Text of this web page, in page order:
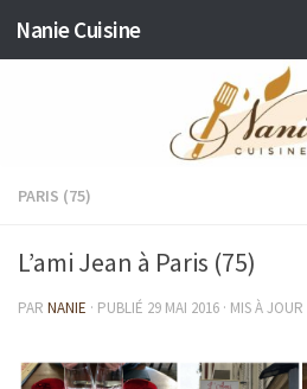
Skip to content
Nanie Cuisine
PARIS (75)
L’ami Jean à Paris (75)
PAR NANIE · PUBLIÉ 29 MAI 2016 · MIS À JOUR